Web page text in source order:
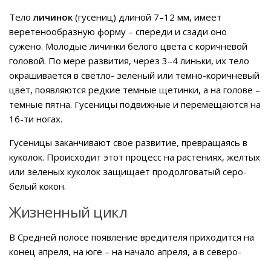
Телоличинок (гусениц) длиной 7–12 мм, имеет
веретенообразную форму – спереди и сзади оно
сужено. Молодые личинки белого цвета с коричневой
головой. По мере развития, через 3–4 линьки, их тело
окрашивается в светло- зеленый или темно-коричневый
цвет, появляются редкие темные щетинки, а на голове –
темные пятна. Гусеницы подвижные и перемещаются на
16-ти ногах.
Гусеницы заканчивают свое развитие, превращаясь в
куколок. Происходит этот процесс на растениях, желтых
или зеленых куколок защищает продолговатый серо-
белый кокон.
Жизненный цикл
В Средней полосе появление вредителя приходится на
конец апреля, на юге – на начало апреля, а в северо-